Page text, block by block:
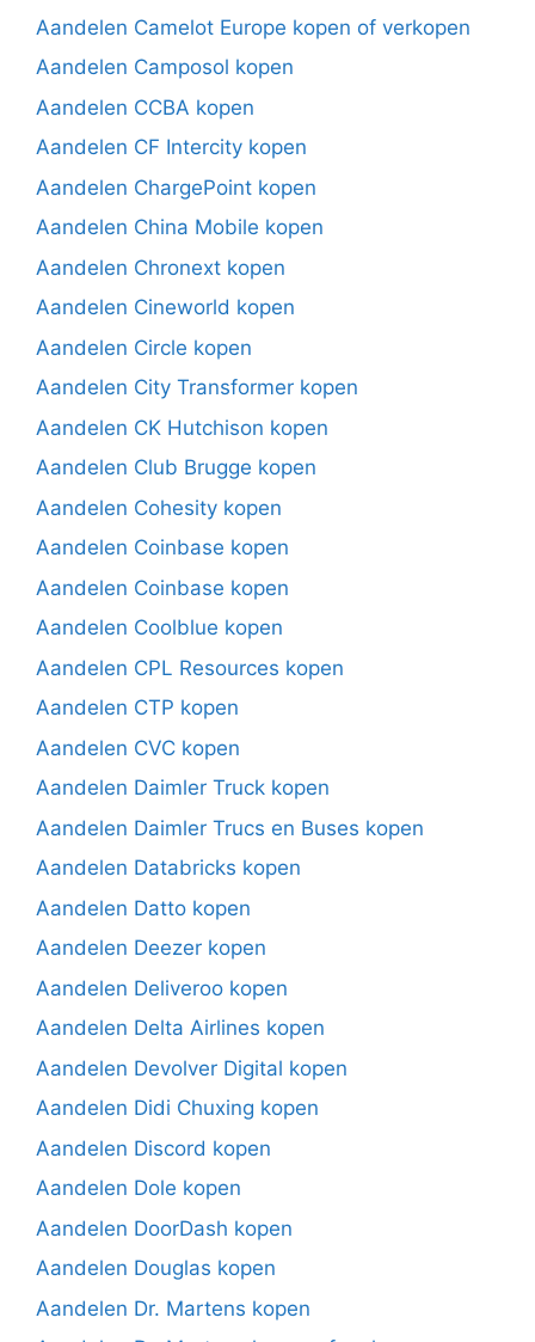
Aandelen Camelot Europe kopen of verkopen
Aandelen Camposol kopen
Aandelen CCBA kopen
Aandelen CF Intercity kopen
Aandelen ChargePoint kopen
Aandelen China Mobile kopen
Aandelen Chronext kopen
Aandelen Cineworld kopen
Aandelen Circle kopen
Aandelen City Transformer kopen
Aandelen CK Hutchison kopen
Aandelen Club Brugge kopen
Aandelen Cohesity kopen
Aandelen Coinbase kopen
Aandelen Coinbase kopen
Aandelen Coolblue kopen
Aandelen CPL Resources kopen
Aandelen CTP kopen
Aandelen CVC kopen
Aandelen Daimler Truck kopen
Aandelen Daimler Trucs en Buses kopen
Aandelen Databricks kopen
Aandelen Datto kopen
Aandelen Deezer kopen
Aandelen Deliveroo kopen
Aandelen Delta Airlines kopen
Aandelen Devolver Digital kopen
Aandelen Didi Chuxing kopen
Aandelen Discord kopen
Aandelen Dole kopen
Aandelen DoorDash kopen
Aandelen Douglas kopen
Aandelen Dr. Martens kopen